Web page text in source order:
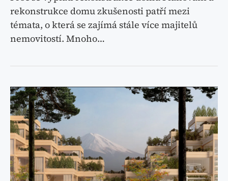
rekonstrukce domu zkušenosti patří mezi
témata, o která se zajímá stále více majitelů
nemovitostí. Mnoho…